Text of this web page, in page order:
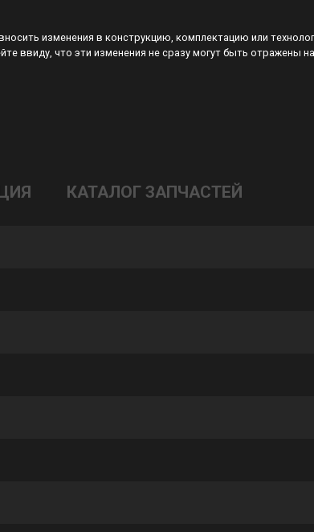
изменения в конструкцию, комплектацию или
ввиду, что эти изменения не сразу могут быть отражены
КАТАЛОГ ЗАПЧАСТЕЙ